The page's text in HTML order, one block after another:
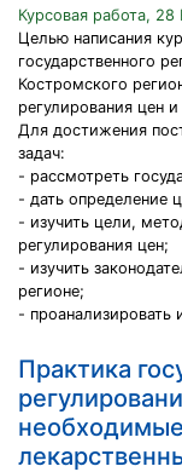
Курсовая работа,
Целью написания
государственного
Костромского
регулирования цен
Для достижения
задач:
- рассмотреть
- дать определение
- изучить цели,
регулирования цен;
- изучить
регионе;
- проанализировать
Практика